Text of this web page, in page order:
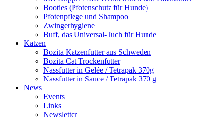
Booties (Pfotenschutz für Hunde)
Pfotenpflege und Shampoo
Zwingerhygiene
Buff, das Universal-Tuch für Hunde
Katzen
Bozita Katzenfutter aus Schweden
Bozita Cat Trockenfutter
Nassfutter in Gelée / Tetrapak 370g
Nassfutter in Sauce / Tetrapak 370 g
News
Events
Links
Newsletter